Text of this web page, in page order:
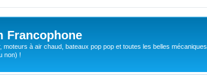
Francophone
moteurs à air chaud, bateaux pop pop et toutes les belles mécaniques
non) !